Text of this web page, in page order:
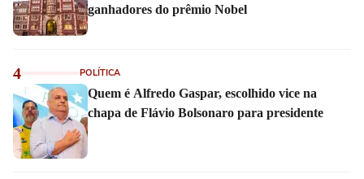
ganhadores do prêmio Nobel
4 POLÍTICA
Quem é Alfredo Gaspar, escolhido vice na
chapa de Flávio Bolsonaro para presidente